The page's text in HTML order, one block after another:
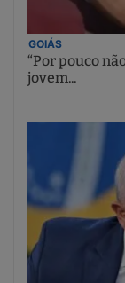
GOIÁS
“Por pouco
jovem...